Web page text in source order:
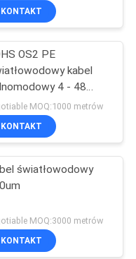
KONTAKT
OS2 PE
kabel
4 - 48
do anteny
MOQ:1000 metrów
KONTAKT
światłowodowy
MOQ:3000 metrów
KONTAKT